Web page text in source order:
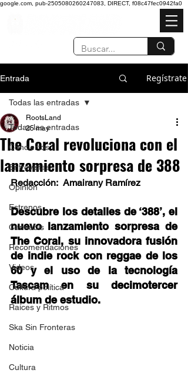
google.com, pub-2505080260247083, DIRECT, f08c47fec0942fa0
Entrada Regístrate
Todas las entradas
Conciertos
Entrevistas
Opinión
Estrenos
Cannabis
Recomendaciones
Videos
Cultura política
Raíces y Ritmos
Ska Sin Fronteras
Noticia
Cultura
Todas las entradas
The Coral revoluciona con el
lanzamiento sorpresa de 388
RootsLand
25 may
Redacción:  Amairany Ramírez
Descubre los detalles de ‘388’, el
nuevo lanzamiento sorpresa de
The Coral, su innovadora fusión
de indie rock con reggae de los
60 y el uso de la tecnología
Tascam en su decimotercer
álbum de estudio.